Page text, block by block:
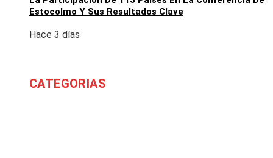
Estocolmo Y Sus Resultados Clave
Hace 3 días
CATEGORIAS